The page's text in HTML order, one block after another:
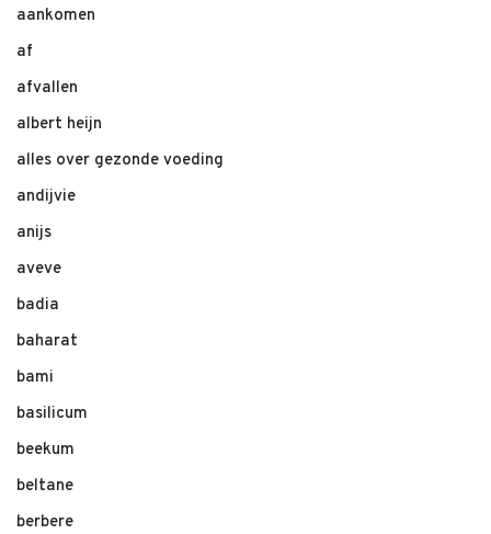
aankomen
af
afvallen
albert heijn
alles over gezonde voeding
andijvie
anijs
aveve
badia
baharat
bami
basilicum
beekum
beltane
berbere